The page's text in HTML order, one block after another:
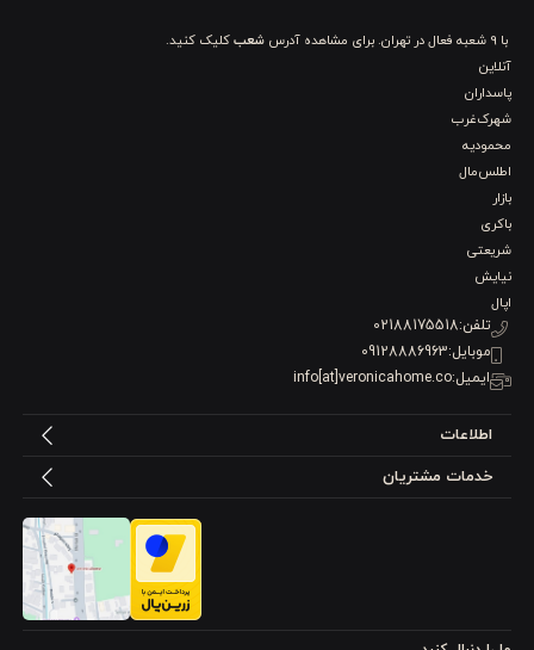
با 9 شعبه فعال در تهران. برای مشاهده آدرس شعبکلیک کنید.
آنلاین
پاسداران
شهرک‌غرب
محمودیه
اطلس‌مال
بازار
باکری
شریعتی
نیایش
اپال
تلفن:02188175518
موبایل:09128886963
ایمیل:info[at]veronicahome.co
اطلاعات
خدمات مشتریان